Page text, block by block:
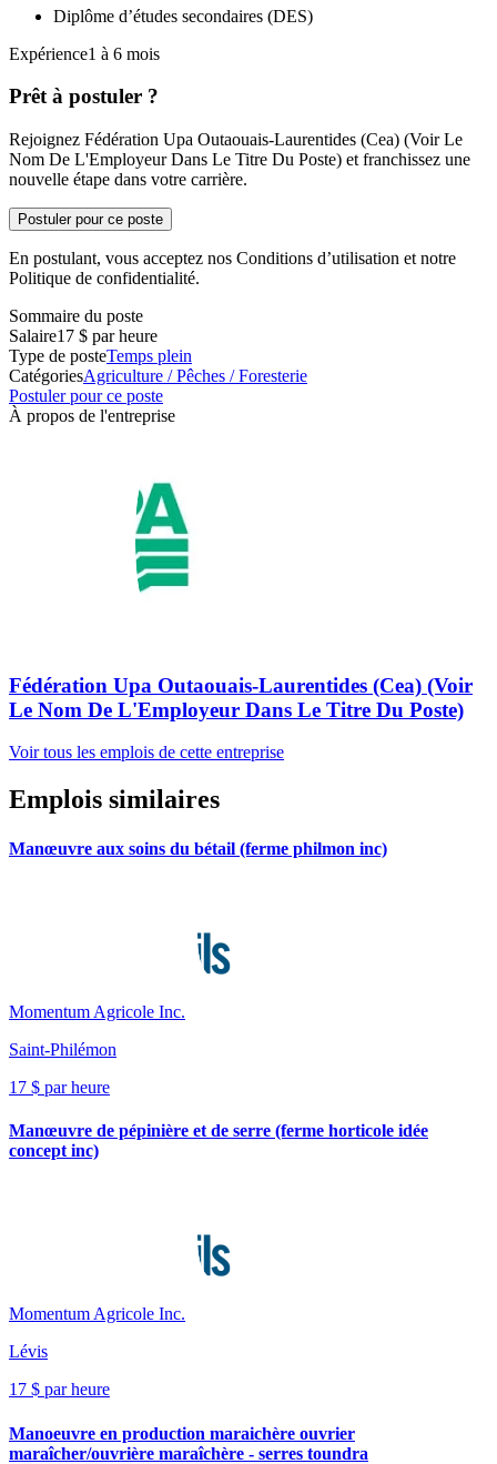
Diplôme d’études secondaires (DES)
Expérience1 à 6 mois
Prêt à postuler ?
Rejoignez Fédération Upa Outaouais-Laurentides (Cea) (Voir Le
Nom De L'Employeur Dans Le Titre Du Poste) et franchissez une
nouvelle étape dans votre carrière.
Postuler pour ce poste
En postulant, vous acceptez nos Conditions d’utilisation et notre
Politique de confidentialité.
Sommaire du poste
Salaire17 $ par heure
Type de posteTemps plein
CatégoriesAgriculture / Pêches / Foresterie
Postuler pour ce poste
À propos de l'entreprise
Fédération Upa Outaouais-Laurentides (Cea) (Voir
Le Nom De L'Employeur Dans Le Titre Du Poste)
Voir tous les emplois de cette entreprise
Emplois similaires
Manœuvre aux soins du bétail (ferme philmon inc)
Momentum Agricole Inc.
Saint-Philémon
17 $ par heure
Manœuvre de pépinière et de serre (ferme horticole idée
concept inc)
Momentum Agricole Inc.
Lévis
17 $ par heure
Manoeuvre en production maraichère ouvrier
maraîcher/ouvrière maraîchère - serres toundra